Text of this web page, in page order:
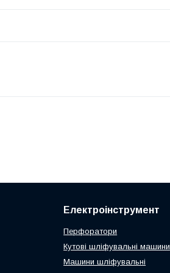
Електроінструмент
Перфоратори
Кутові шліфувальні машини
Машини шліфувальні